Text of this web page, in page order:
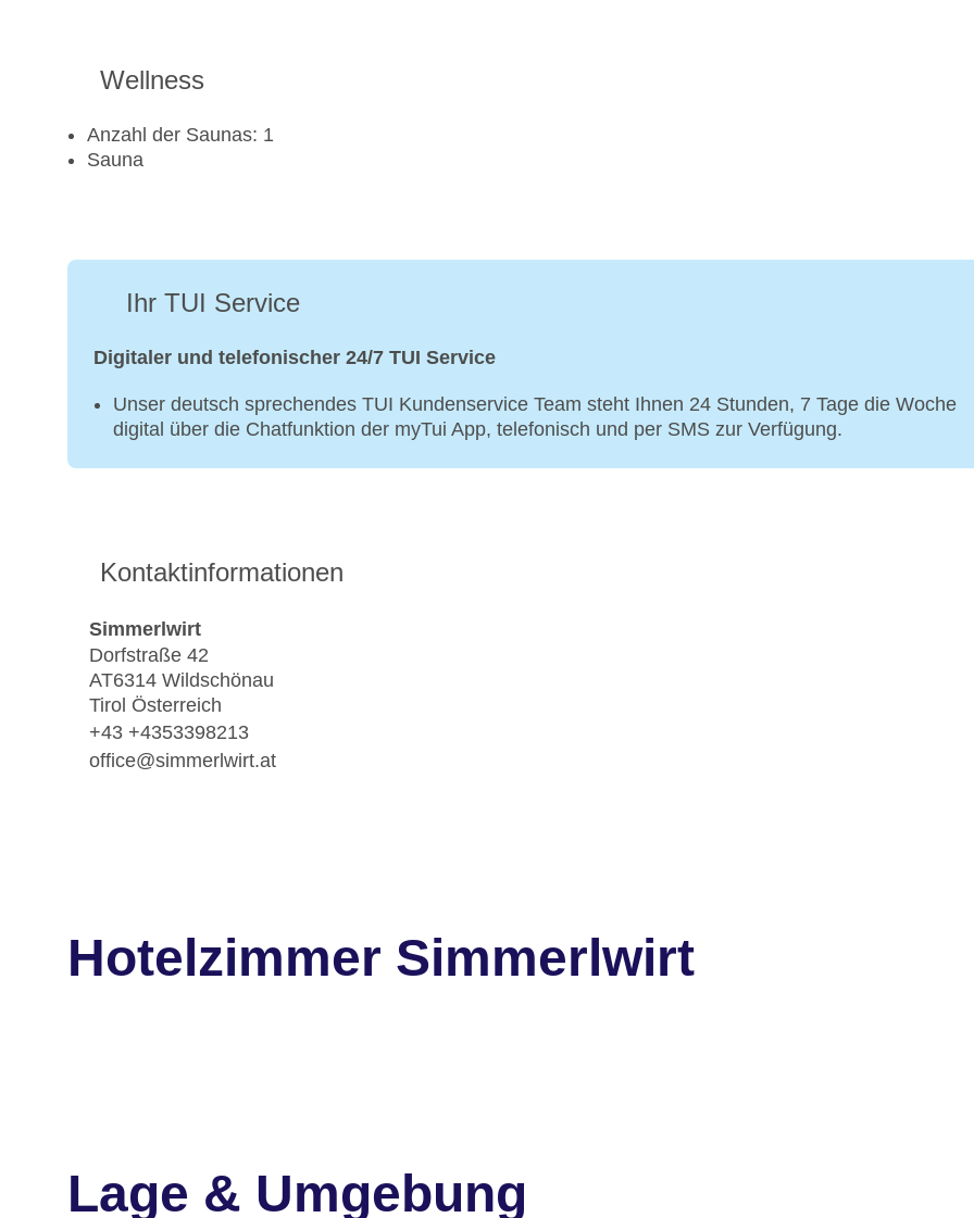
Wellness
Anzahl der Saunas: 1
Sauna
Ihr TUI Service
Digitaler und telefonischer 24/7 TUI Service
Unser deutsch sprechendes TUI Kundenservice Team steht Ihnen 24 Stunden, 7 Tage die Woche
digital über die Chatfunktion der myTui App, telefonisch und per SMS zur Verfügung.
Kontaktinformationen
Simmerlwirt
Dorfstraße 42
AT6314 Wildschönau
Tirol Österreich
+43 +4353398213
office@simmerlwirt.at
Hotelzimmer Simmerlwirt
Lage & Umgebung